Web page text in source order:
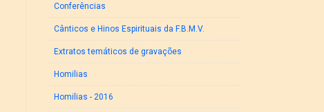
Conferências
Cânticos e Hinos Espirituais da F.B.M.V.
Extratos temáticos de gravações
Homilias
Homilias - 2016